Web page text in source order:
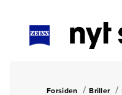
Forsiden Briller